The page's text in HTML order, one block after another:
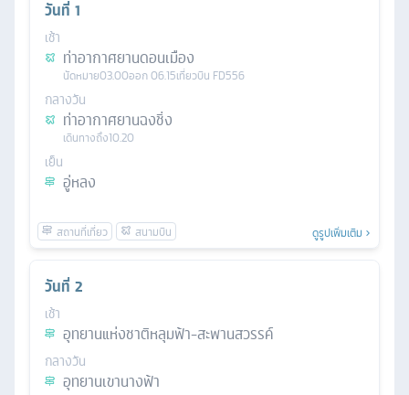
วันที่ 1
เช้า
ท่าอากาศยานดอนเมือง
นัดหมาย03.00ออก06.15เที่ยวบิน FD556
กลางวัน
ท่าอากาศยานฉงชิ่ง
เดินทางถึง10.20
เย็น
อู่หลง
ดูรูปเพิ่มเติม
วันที่ 2
เช้า
อุทยานแห่งชาติหลุมฟ้า-สะพานสวรรค์
กลางวัน
อุทยานเขานางฟ้า